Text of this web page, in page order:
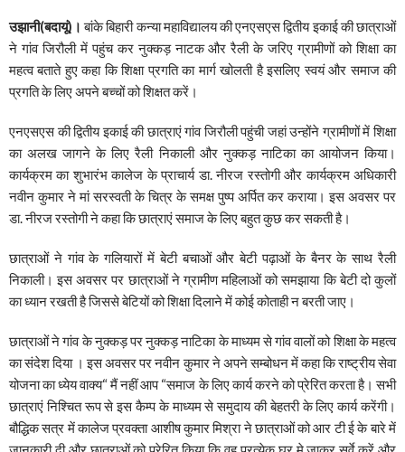
उझानी(बदायूं)। बांके बिहारी कन्या महाविद्यालय की एनएसएस द्वितीय इकाई की छात्राओं
ने गांव जिरौली में पहुंच कर नुक्कड़ नाटक और रैली के जरिए ग्रामीणों को शिक्षा का
महत्व बताते हुए कहा कि शिक्षा प्रगति का मार्ग खोलती है इसलिए स्वयं और समाज की
प्रगति के लिए अपने बच्चों को शिक्षत करें।
एनएसएस की द्वितीय इकाई की छात्राएं गांव जिरौली पहुंची जहां उन्होंने ग्रामीणों में शिक्षा
का अलख जागने के लिए रैली निकाली और नुक्कड़ नाटिका का आयोजन किया।
कार्यक्रम का शुभारंभ कालेज के प्राचार्य डा. नीरज रस्तोगी और कार्यक्रम अधिकारी
नवीन कुमार ने मां सरस्वती के चित्र के समक्ष पुष्प अर्पित कर कराया। इस अवसर पर
डा. नीरज रस्तोगी ने कहा कि छात्राएं समाज के लिए बहुत कुछ कर सकती है।
छात्राओं ने गांव के गलियारों में बेटी बचाओं और बेटी पढ़ाओं के बैनर के साथ रैली
निकाली। इस अवसर पर छात्राओं ने ग्रामीण महिलाओं को समझाया कि बेटी दो कुलों
का ध्यान रखती है जिससे बेटियों को शिक्षा दिलाने में कोई कोताही न बरती जाए।
छात्राओं ने गांव के नुक्कड़ पर नुक्कड़ नाटिका के माध्यम से गांव वालों को शिक्षा के महत्व
का संदेश दिया । इस अवसर पर नवीन कुमार ने अपने सम्बोधन में कहा कि राष्ट्रीय सेवा
योजना का ध्येय वाक्य“ मैं नहीं आप “समाज के लिए कार्य करने को प्रेरित करता है। सभी
छात्राएं निश्चित रूप से इस कैम्प के माध्यम से समुदाय की बेहतरी के लिए कार्य करेंगी।
बौद्धिक सत्र में कालेज प्रवक्ता आशीष कुमार मिश्रा ने छात्राओं को आर टी ई के बारे में